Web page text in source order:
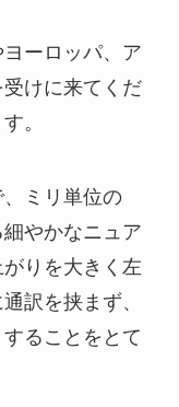
ーロッパ、ア
けに来てくだ
。
ミリ単位の
細やかなニュア
りを大きく左
訳を挟まず、
ることをとて